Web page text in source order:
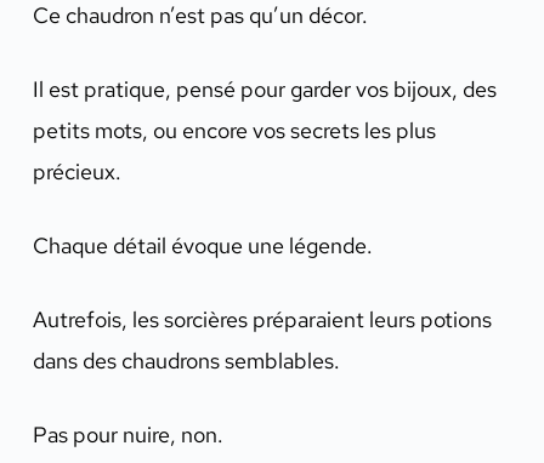
Ce chaudron n’est pas qu’un décor.
Il est pratique, pensé pour garder vos bijoux, des
petits mots, ou encore vos secrets les plus
précieux.
Chaque détail évoque une légende.
Autrefois, les sorcières préparaient leurs potions
dans des chaudrons semblables.
Pas pour nuire, non.